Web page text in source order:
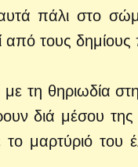
πάλι στο
από τους
τη θηριωδία
διά μέσου
μαρτύριό του